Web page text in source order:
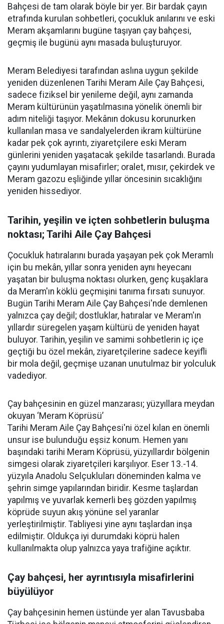
Bahçesi de tam olarak böyle bir yer. Bir bardak çayın
etrafında kurulan sohbetleri, çocukluk anılarını ve eski
Meram akşamlarını bugüne taşıyan çay bahçesi,
geçmiş ile bugünü aynı masada buluşturuyor.
Meram Belediyesi tarafından aslına uygun şekilde
yeniden düzenlenen Tarihi Meram Aile Çay Bahçesi,
sadece fiziksel bir yenileme değil, aynı zamanda
Meram kültürünün yaşatılmasına yönelik önemli bir
adım niteliği taşıyor. Mekânın dokusu korunurken
kullanılan masa ve sandalyelerden ikram kültürüne
kadar pek çok ayrıntı, ziyaretçilere eski Meram
günlerini yeniden yaşatacak şekilde tasarlandı. Burada
çayını yudumlayan misafirler; oralet, mısır, çekirdek ve
Meram gazozu eşliğinde yıllar öncesinin sıcaklığını
yeniden hissediyor.
Tarihin, yeşilin ve içten sohbetlerin buluşma
noktası; Tarihi Aile Çay Bahçesi
Çocukluk hatıralarını burada yaşayan pek çok Meramlı
için bu mekân, yıllar sonra yeniden aynı heyecanı
yaşatan bir buluşma noktası olurken, genç kuşaklara
da Meram'ın köklü geçmişini tanıma fırsatı sunuyor.
Bugün Tarihi Meram Aile Çay Bahçesi'nde demlenen
yalnızca çay değil; dostluklar, hatıralar ve Meram'ın
yıllardır süregelen yaşam kültürü de yeniden hayat
buluyor. Tarihin, yeşilin ve samimi sohbetlerin iç içe
geçtiği bu özel mekân, ziyaretçilerine sadece keyifli
bir mola değil, geçmişe uzanan unutulmaz bir yolculuk
vadediyor.
Çay bahçesinin en güzel manzarası; yüzyıllara meydan
okuyan ‘Meram Köprüsü’
Tarihi Meram Aile Çay Bahçesi'ni özel kılan en önemli
unsur ise bulunduğu eşsiz konum. Hemen yanı
başındaki tarihi Meram Köprüsü, yüzyıllardır bölgenin
simgesi olarak ziyaretçileri karşılıyor. Eser 13.-14.
yüzyıla Anadolu Selçukluları döneminden kalma ve
şehrin simge yapılarından biridir. Kesme taşlardan
yapılmış ve yuvarlak kemerli beş gözden yapılmış
köprüde suyun akış yönüne sel yaranlar
yerleştirilmiştir. Tabliyesi yine aynı taşlardan inşa
edilmiştir. Oldukça iyi durumdaki köprü halen
kullanılmakta olup yalnızca yaya trafiğine açıktır.
Çay bahçesi, her ayrıntısıyla misafirlerini
büyülüyor
Çay bahçesinin hemen üstünde yer alan Tavusbaba